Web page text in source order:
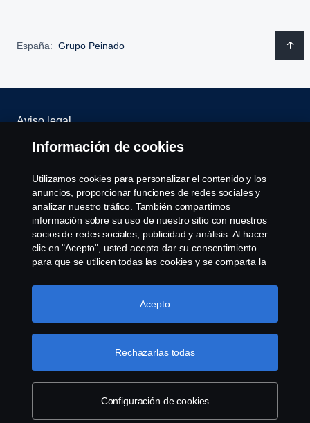
España: Grupo Peinado
Aviso legal
Política de privacidad
Scania Assitance
Política de cookies
Opciones de Cookies
© Copyright Scania 2008-2022. Todos los derechos
reservados. Diseño de R.Peinado S.A.
Información de cookies
Utilizamos cookies para personalizar el contenido y los
anuncios, proporcionar funciones de redes sociales y
analizar nuestro tráfico. También compartimos
información sobre su uso de nuestro sitio con nuestros
socios de redes sociales, publicidad y análisis. Al hacer
clic en "Acepto", usted acepta dar su consentimiento
para que se utilicen todas las cookies y se comparta la
haciendo clic en "Configuración de cookies" y
seleccionando las categorías que desea aceptar. Para
Más información sobre su privacidad
Configuración de cookies
Rechazarlas todas
Acepto